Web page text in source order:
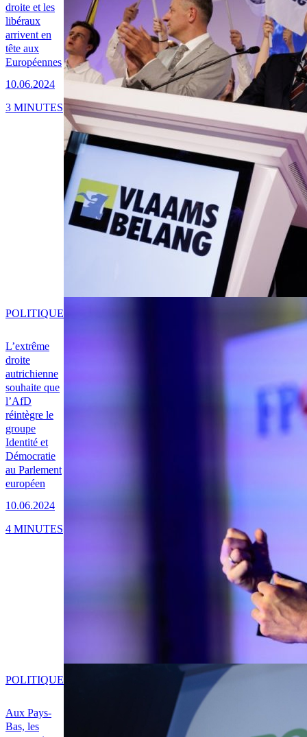
droite et les
libéraux
arrivent en
tête aux
Européennes
10.06.2024
3 MINUTES
L’extrême
droite
autrichienne
souhaite que
l’AfD
réintègre le
groupe
Identité et
Démocratie
au Parlement
européen
10.06.2024
POLITIQUE
4 MINUTES
Aux Pays-
Bas, les
POLITIQUE